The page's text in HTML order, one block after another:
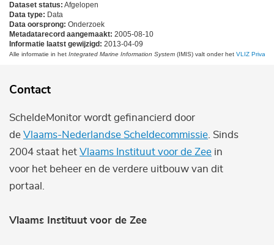
Dataset status: Afgelopen
Data type: Data
Data oorsprong: Onderzoek
Metadatarecord aangemaakt: 2005-08-10
Informatie laatst gewijzigd: 2013-04-09
Alle informatie in het Integrated Marine Information System (IMIS) valt onder het VLIZ Privacy
Contact
ScheldeMonitor wordt gefinancierd door
de Vlaams-Nederlandse Scheldecommissie . Sinds
2004 staat het Vlaams Instituut voor de Zee in
voor het beheer en de verdere uitbouw van dit
portaal.
Vlaams Instituut voor de Zee